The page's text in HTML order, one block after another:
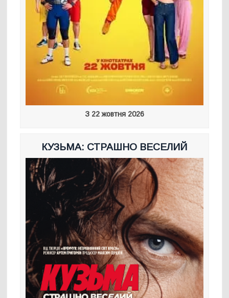
З 22 жовтня 2026
КУЗЬМА: СТРАШНО ВЕСЕЛИЙ